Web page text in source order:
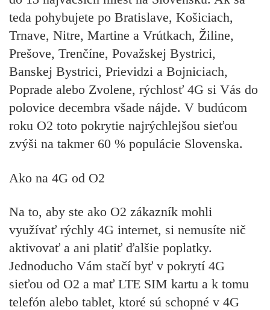
teda pohybujete po Bratislave, Košiciach,
Trnave, Nitre, Martine a Vrútkach, Žiline,
Prešove, Trenčíne, Považskej Bystrici,
Banskej Bystrici, Prievidzi a Bojniciach,
Poprade alebo Zvolene, rýchlosť 4G si Vás do
polovice decembra všade nájde. V budúcom
roku O2 toto pokrytie najrýchlejšou sieťou
zvýši na takmer 60 % populácie Slovenska.
Ako na 4G od O2
Na to, aby ste ako O2 zákazník mohli
využívať rýchly 4G internet, si nemusíte nič
aktivovať a ani platiť ďalšie poplatky.
Jednoducho Vám stačí byť v pokrytí 4G
sieťou od O2 a mať LTE SIM kartu a k tomu
telefón alebo tablet, ktoré sú schopné v 4G